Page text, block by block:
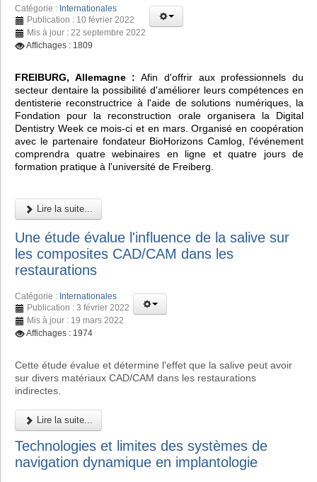
Catégorie : Internationales
Publication : 10 février 2022
Mis à jour : 22 septembre 2022
Affichages : 1809
FREIBURG, Allemagne : Afin d'offrir aux professionnels du
secteur dentaire la possibilité d'améliorer leurs compétences en
dentisterie reconstructrice à l'aide de solutions numériques, la
Fondation pour la reconstruction orale organisera la Digital
Dentistry Week ce mois-ci et en mars. Organisé en coopération
avec le partenaire fondateur BioHorizons Camlog, l'événement
comprendra quatre webinaires en ligne et quatre jours de
formation pratique à l'université de Freiberg.
Lire la suite...
Une étude évalue l'influence de la salive sur
les composites CAD/CAM dans les
restaurations
Catégorie : Internationales
Publication : 3 février 2022
Mis à jour : 19 mars 2022
Affichages : 1974
Cette étude évalue et détermine l'effet que la salive peut avoir
sur divers matériaux CAD/CAM dans les restaurations
indirectes.
Lire la suite...
Technologies et limites des systèmes de
navigation dynamique en implantologie